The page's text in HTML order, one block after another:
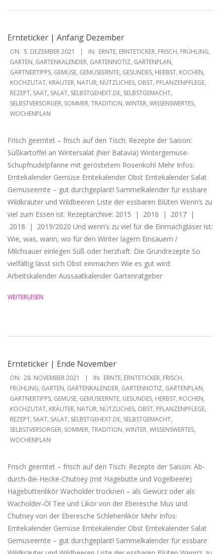
Ernteticker | Anfang Dezember
2021-
12-
05
ON: 5. DEZEMBER 2021 IN: ERNTE, ERNTETICKER, FRISCH, FRÜHLING,
GARTEN, GARTENKALENDER, GARTENNOTIZ, GARTENPLAN,
GÄRTNERTIPPS, GEMÜSE, GEMÜSEERNTE, GESUNDES, HERBST, KOCHEN,
KOCHZUTAT, KRÄUTER, NATUR, NÜTZLICHES, OBST, PFLANZENPFLEGE,
REZEPT, SAAT, SALAT, SELBSTGEHEXT.DE, SELBSTGEMACHT,
SELBSTVERSORGER, SOMMER, TRADITION, WINTER, WISSENSWERTES,
WOCHENPLAN
Frisch geerntet – frisch auf den Tisch: Rezepte der Saison:
Süßkartoffel an Wintersalat (hier Batavia) Wintergemüse-
Schupfnudelpfanne mit geröstetem Rosenkohl Mehr Infos:
Erntekalender Gemüse Erntekalender Obst Erntekalender Salat
Gemüseernte – gut durchgeplant! Sammelkalender für essbare
Wildkräuter und Wildbeeren Liste der essbaren Blüten Wenn’s zu
viel zum Essen ist: Rezeptarchive: 2015 | 2016 | 2017 |
2018 | 2019/2020 Und wenn’s zu viel für die Einmachgläser ist:
Wie, was, wann, wo für den Winter lagern Einsäuern /
Milchsauer einlegen Süß oder herzhaft: Die Grundrezepte So
vielfältig lässt sich Obst einmachen Wie es gut wird:
Arbeitskalender Aussaatkalender Gartenratgeber
WEITERLESEN
Ernteticker | Ende November
2021-
11-
28
ON: 28. NOVEMBER 2021 IN: ERNTE, ERNTETICKER, FRISCH,
FRÜHLING, GARTEN, GARTENKALENDER, GARTENNOTIZ, GARTENPLAN,
GÄRTNERTIPPS, GEMÜSE, GEMÜSEERNTE, GESUNDES, HERBST, KOCHEN,
KOCHZUTAT, KRÄUTER, NATUR, NÜTZLICHES, OBST, PFLANZENPFLEGE,
REZEPT, SAAT, SALAT, SELBSTGEHEXT.DE, SELBSTGEMACHT,
SELBSTVERSORGER, SOMMER, TRADITION, WINTER, WISSENSWERTES,
WOCHENPLAN
Frisch geerntet – frisch auf den Tisch: Rezepte der Saison: Ab-
durch-die-Hecke-Chutney (mit Hagebutte und Vogelbeere)
Hagebuttenlikör Wacholder trocknen – als Gewürz oder als
Wacholder-Öl Tee und Likör von der Eberesche Mus und
Chutney von der Eberesche Schlehenlikör Mehr Infos:
Erntekalender Gemüse Erntekalender Obst Erntekalender Salat
Gemüseernte – gut durchgeplant! Sammelkalender für essbare